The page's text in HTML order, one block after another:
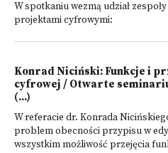
W spotkaniu wezmą udział
projektami cyfrowymi:
Konrad Niciński: Funkcje i
cyfrowej / Otwarte
(...)
W referacie dr. Konrada
problem obecności przypisu w
wszystkim możliwość przejęcia